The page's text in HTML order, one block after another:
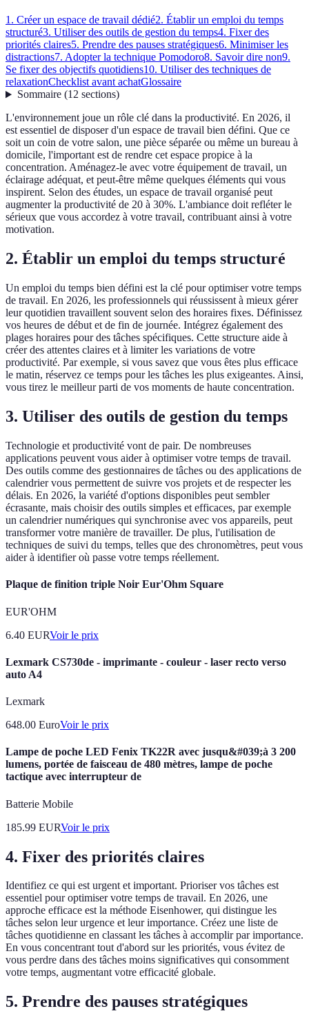
1. Créer un espace de travail dédié2. Établir un emploi du temps
structuré3. Utiliser des outils de gestion du temps4. Fixer des
priorités claires5. Prendre des pauses stratégiques6. Minimiser les
distractions7. Adopter la technique Pomodoro8. Savoir dire non9.
Se fixer des objectifs quotidiens10. Utiliser des techniques de
relaxationChecklist avant achatGlossaire
Sommaire(12 sections)
L'environnement joue un rôle clé dans la productivité. En 2026, il
est essentiel de disposer d'un espace de travail bien défini. Que ce
soit un coin de votre salon, une pièce séparée ou même un bureau à
domicile, l'important est de rendre cet espace propice à la
concentration. Aménagez-le avec votre équipement de travail, un
éclairage adéquat, et peut-être même quelques éléments qui vous
inspirent. Selon des études, un espace de travail organisé peut
augmenter la productivité de 20 à 30%. L'ambiance doit refléter le
sérieux que vous accordez à votre travail, contribuant ainsi à votre
motivation.
2. Établir un emploi du temps structuré
Un emploi du temps bien défini est la clé pour optimiser votre temps
de travail. En 2026, les professionnels qui réussissent à mieux gérer
leur quotidien travaillent souvent selon des horaires fixes. Définissez
vos heures de début et de fin de journée. Intégrez également des
plages horaires pour des tâches spécifiques. Cette structure aide à
créer des attentes claires et à limiter les variations de votre
productivité. Par exemple, si vous savez que vous êtes plus efficace
le matin, réservez ce temps pour les tâches les plus exigeantes. Ainsi,
vous tirez le meilleur parti de vos moments de haute concentration.
3. Utiliser des outils de gestion du temps
Technologie et productivité vont de pair. De nombreuses
applications peuvent vous aider à optimiser votre temps de travail.
Des outils comme des gestionnaires de tâches ou des applications de
calendrier vous permettent de suivre vos projets et de respecter les
délais. En 2026, la variété d'options disponibles peut sembler
écrasante, mais choisir des outils simples et efficaces, par exemple
un calendrier numériques qui synchronise avec vos appareils, peut
transformer votre manière de travailler. De plus, l'utilisation de
techniques de suivi du temps, telles que des chronomètres, peut vous
aider à identifier où passe votre temps réellement.
Plaque de finition triple Noir Eur'Ohm Square
EUR'OHM
6.40 EURVoir le prix
Lexmark CS730de - imprimante - couleur - laser recto verso
auto A4
Lexmark
648.00 EuroVoir le prix
Lampe de poche LED Fenix TK22R avec jusqu&#039;à 3 200
lumens, portée de faisceau de 480 mètres, lampe de poche
tactique avec interrupteur de
Batterie Mobile
185.99 EURVoir le prix
4. Fixer des priorités claires
Identifiez ce qui est urgent et important. Prioriser vos tâches est
essentiel pour optimiser votre temps de travail. En 2026, une
approche efficace est la méthode Eisenhower, qui distingue les
tâches selon leur urgence et leur importance. Créez une liste de
tâches quotidienne en classant les tâches à accomplir par importance.
En vous concentrant tout d'abord sur les priorités, vous évitez de
vous perdre dans des tâches moins significatives qui consomment
votre temps, augmentant votre efficacité globale.
5. Prendre des pauses stratégiques